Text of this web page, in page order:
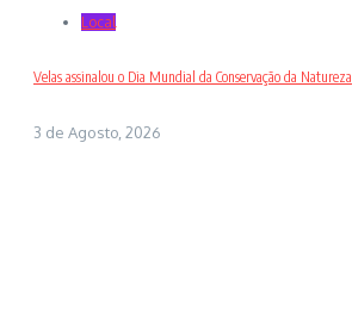
Local
Velas assinalou o Dia Mundial da Conservação da Natureza
3 de Agosto, 2026